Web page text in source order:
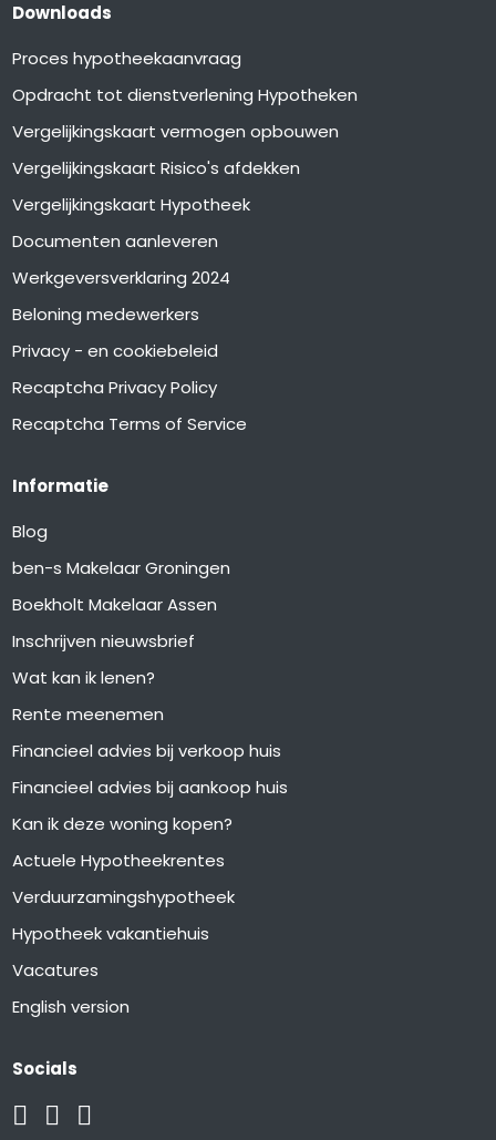
Downloads
Proces hypotheekaanvraag
Opdracht tot dienstverlening Hypotheken
Vergelijkingskaart vermogen opbouwen
Vergelijkingskaart Risico's afdekken
Vergelijkingskaart Hypotheek
Documenten aanleveren
Werkgeversverklaring 2024
Beloning medewerkers
Privacy - en cookiebeleid
Recaptcha Privacy Policy
Recaptcha Terms of Service
Informatie
Blog
ben-s Makelaar Groningen
Boekholt Makelaar Assen
Inschrijven nieuwsbrief
Wat kan ik lenen?
Rente meenemen
Financieel advies bij verkoop huis
Financieel advies bij aankoop huis
Kan ik deze woning kopen?
Actuele Hypotheekrentes
Verduurzamingshypotheek
Hypotheek vakantiehuis
Vacatures
English version
Socials